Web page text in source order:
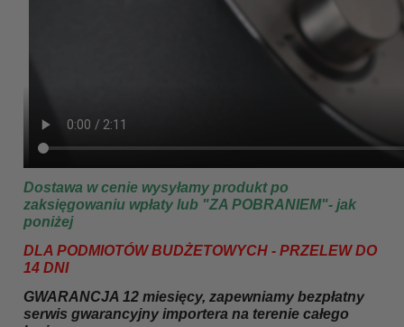
Dostawa w cenie wysyłamy produkt po
zaksięgowaniu wpłaty lub "ZA POBRANIEM"- jak
poniżej
DLA PODMIOTÓW BUDŻETOWYCH - PRZELEW DO
14 DNI
GWARANCJA 12 miesięcy, zapewniamy bezpłatny
serwis gwarancyjny importera na terenie całego